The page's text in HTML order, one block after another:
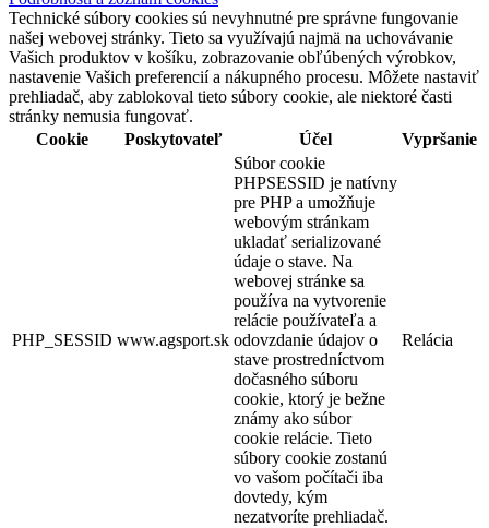
Technické súbory cookies sú nevyhnutné pre správne fungovanie
našej webovej stránky. Tieto sa využívajú najmä na uchovávanie
Vašich produktov v košíku, zobrazovanie obľúbených výrobkov,
nastavenie Vašich preferencií a nákupného procesu. Môžete nastaviť
prehliadač, aby zablokoval tieto súbory cookie, ale niektoré časti
stránky nemusia fungovať.
Cookie
Poskytovateľ Účel Vypršanie
PHP_SESSID www.agsport.sk
Súbor cookie
PHPSESSID je natívny
pre PHP a umožňuje
webovým stránkam
ukladať serializované
údaje o stave. Na
webovej stránke sa
používa na vytvorenie
relácie používateľa a
odovzdanie údajov o
stave prostredníctvom
dočasného súboru
cookie, ktorý je bežne
známy ako súbor
cookie relácie. Tieto
súbory cookie zostanú
vo vašom počítači iba
dovtedy, kým
nezatvoríte prehliadač.
Relácia